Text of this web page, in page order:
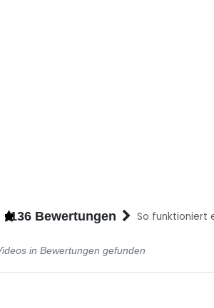
136 Bewertungen So funktioniert
in Bewertungen gefunden